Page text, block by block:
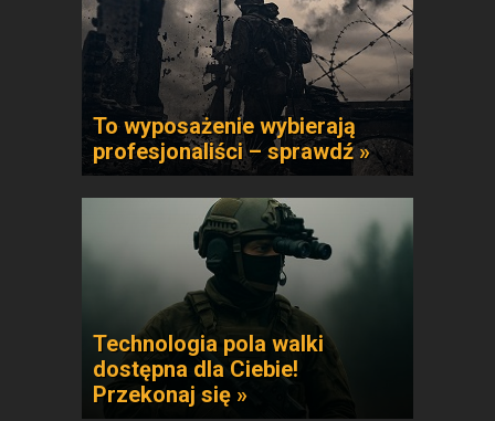
To wyposażenie wybierają
profesjonaliści – sprawdź »
Technologia pola walki
dostępna dla Ciebie!
Przekonaj się »